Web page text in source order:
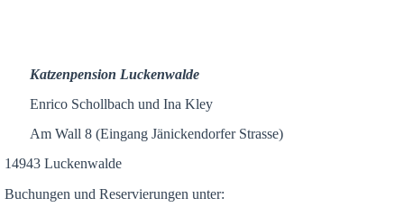
Katzenpension Luckenwalde
Enrico Schollbach und Ina Kley
Am Wall 8 (Eingang Jänickendorfer Strasse)
14943 Luckenwalde
Buchungen und Reservierungen unter: